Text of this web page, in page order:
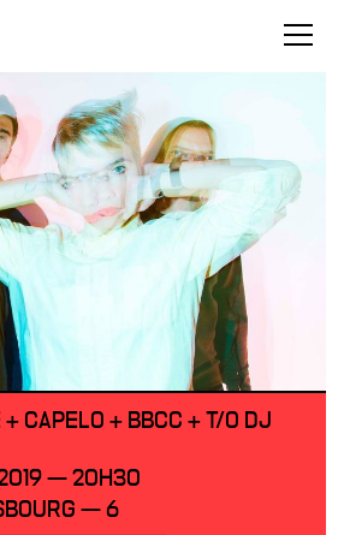
CAPELO + BBCC + T/O DJ
— 20H30
— 6